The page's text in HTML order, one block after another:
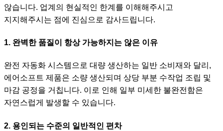
않습니다. 업계의 현실적인 한계를 이해해주시고
지지해주시는 점에 진심으로 감사드립니다.
1. 완벽한 품질이 항상 가능하지는 않은 이유
완전 자동화 시스템으로 대량 생산하는 일반 소비재와 달리,
에어소프트 제품은 소량 생산되며 상당 부분 수작업 조립 및
마감 공정을 거칩니다. 이로 인해 일부 미세한 불완전함은
자연스럽게 발생할 수 있습니다.
2. 용인되는 수준의 일반적인 편차